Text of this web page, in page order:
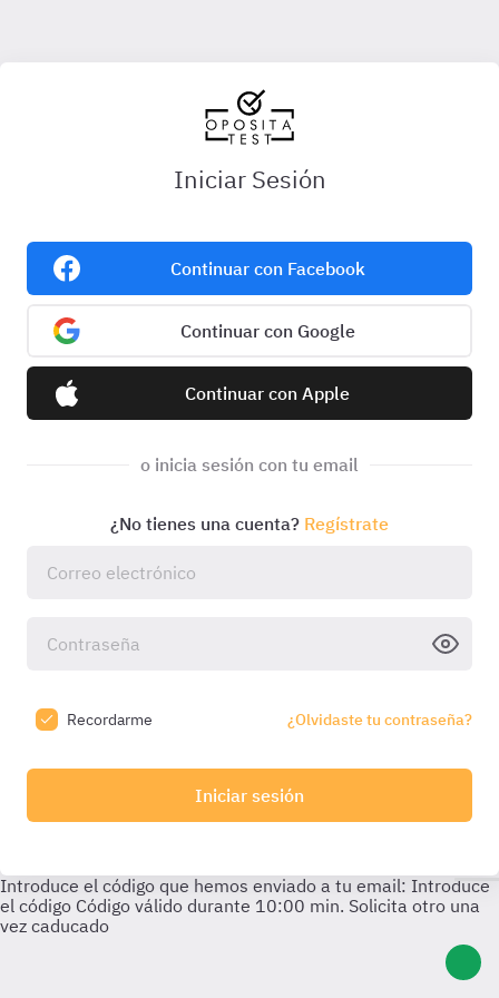
Iniciar Sesión
Continuar con Facebook
Continuar con Google
Continuar con Apple
o inicia sesión con tu email
¿No tienes una cuenta? Regístrate
Recordarme ¿Olvidaste tu contraseña?
Iniciar sesión
Introduce el código que hemos enviado a tu email: Introduce
el código Código válido durante 10:00 min. Solicita otro una
vez caducado